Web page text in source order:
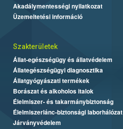
Akadálymentességi nyilatkozat
Üzemeltetési információ
Szakterületek
Állat-egészségügy és állatvédelem
Állategészségügyi diagnosztika
Állatgyógyászati termékek
Borászat és alkoholos italok
Élelmiszer- és takarmánybiztonság
Élelmiszerlánc-biztonsági laborhálózat
Járványvédelem